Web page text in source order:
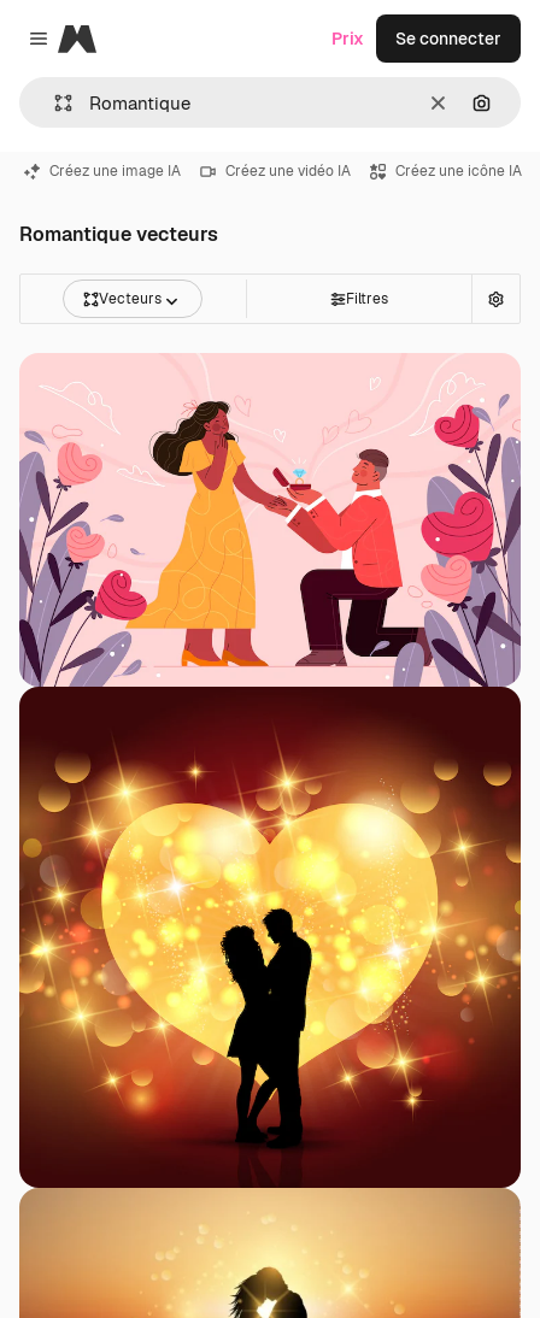
Close menu
Magnific
Effacer
Prix Se connecter
Créez une image IA Créez une vidéo IA Créez une icône IA
Romantique vecteurs
Vecteurs Filtres